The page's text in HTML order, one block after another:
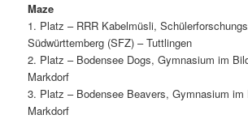
Maze
1. Platz – RRR Kabelmüsli,
Südwürttemberg (SFZ) – Tuttlingen
2. Platz – Bodensee Dogs, Gymnasium im
Markdorf
3. Platz – Bodensee Beavers, Gymnasium im
Markdorf